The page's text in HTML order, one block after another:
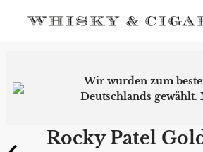
Wir wurden zum
Deutschlands gewählt.
Rocky Patel